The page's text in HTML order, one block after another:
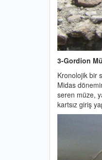
3-Gordion
Kronolojik bir
Midas
seren müze,
kartsız giriş